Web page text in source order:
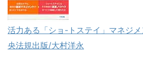
活力ある「ショ-トステイ」マネジ
央法規出版/大村洋永